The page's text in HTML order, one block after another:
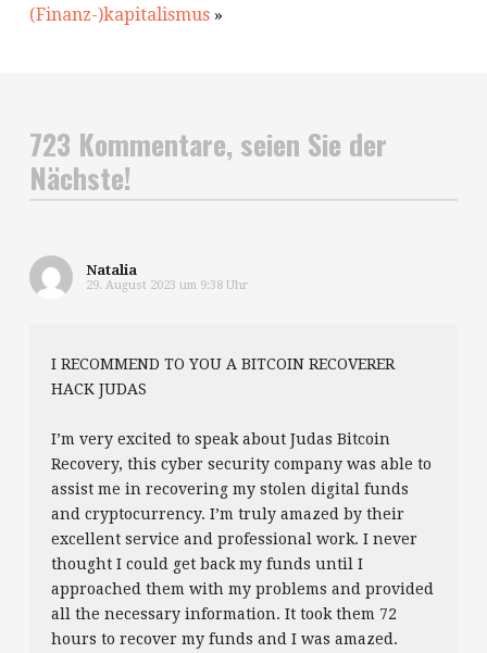
(Finanz-)kapitalismus»
723 Kommentare, seien Sie der
Nächste!
Natalia
29. August 2023 um 9:38 Uhr
I RECOMMEND TO YOU A BITCOIN RECOVERER
HACK JUDAS
I’m very excited to speak about Judas Bitcoin
Recovery, this cyber security company was able to
assist me in recovering my stolen digital funds
and cryptocurrency. I’m truly amazed by their
excellent service and professional work. I never
thought I could get back my funds until I
approached them with my problems and provided
all the necessary information. It took them 72
hours to recover my funds and I was amazed.